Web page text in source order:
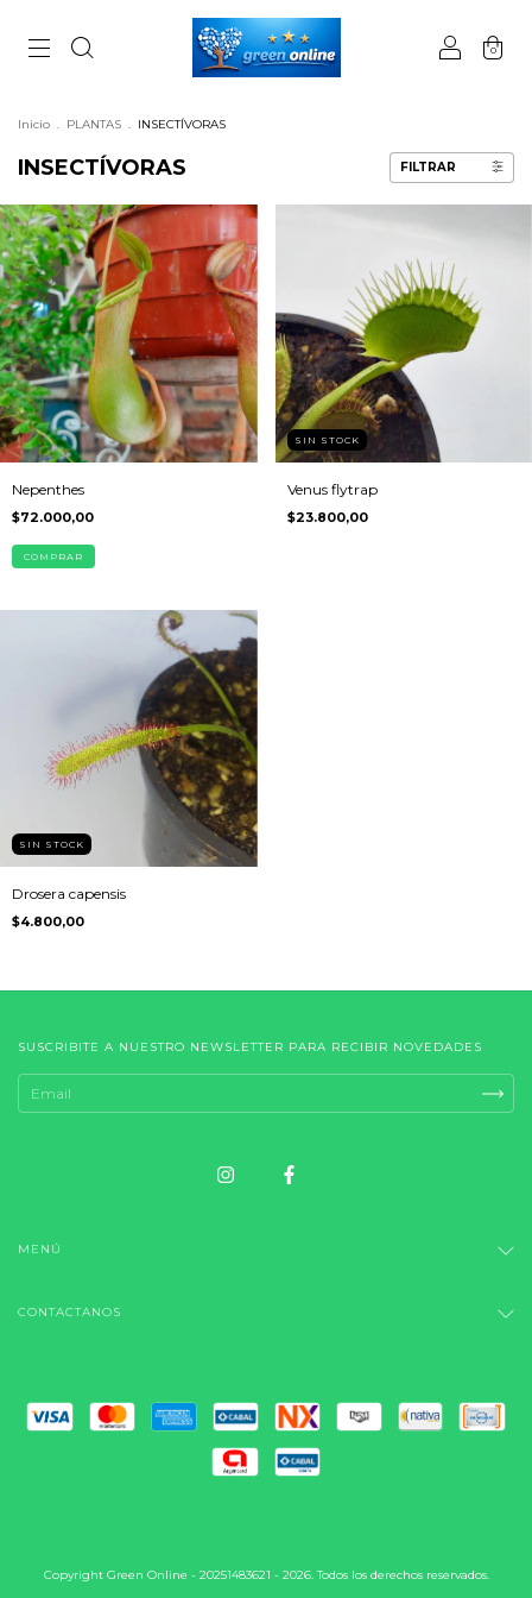
0
Inicio . PLANTAS . INSECTÍVORAS
INSECTÍVORAS FILTRAR
Nepenthes
$72.000,00
COMPRAR
SIN STOCK
Venus flytrap
$23.800,00
SIN STOCK
Drosera capensis
$4.800,00
SUSCRIBITE A NUESTRO NEWSLETTER PARA RECIBIR NOVEDADES
MENÚ
CONTACTANOS
Copyright Green Online - 20251483621 - 2026. Todos los derechos reservados.